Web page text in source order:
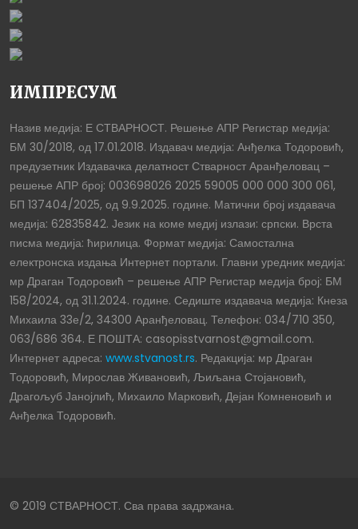
ИМПРЕСУМ
Назив медија: Е СТВАРНОСТ. Решење АПР Регистар медија:
БМ 30/2018, од 17.01.2018. Издавач медија: Анђелка Тодоровић,
предузетник Издавачка делатност Стварност Аранђеловац –
решење АПР број: 003698026 2025 59005 000 000 300 061,
БП 137404/2025, од 9.9.2025. године. Матични број издавача
медија: 62835842. Језик на коме медиј излази: српски. Врста
писма медија: ћирилица. Формат медија: Самостална
електронска издања Интернет портали. Главни уредник медија:
мр Драган Тодоровић – решење АПР Регистар медија број: БМ
158/2024, од 31.1.2024. године. Седиште издавача медија: Кнеза
Михаила 33е/2, 34300 Аранђеловац. Телефон: 034/710 350,
063/686 364. Е ПОШТА: casopisstvarnost@gmail.com.
Интернет адреса: www.stvanost.rs. Редакција: мр Драган
Тодоровић, Мирослав Живановић, Љиљана Стојановић,
Драгољуб Јанојлић, Михаило Марковић, Дејан Комненовић и
Анђелка Тодоровић.
© 2019 СТВАРНОСТ. Сва права задржана.